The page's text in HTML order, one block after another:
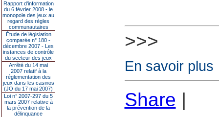
Rapport d'information
du 6 février 2008 - le
monopole des jeux au
regard des règles
communautaires
Étude de législation
comparée n° 180 -
décembre 2007 - Les
instances de contrôle
du secteur des jeux
Arrêté du 14 mai
2007 relatif à la
réglementation des
jeux dans les casinos
(JO du 17 mai 2007)
Loi n° 2007-297 du 5
mars 2007 relative à
la prévention de la
délinquance
>>>
En savoir plus
Share |